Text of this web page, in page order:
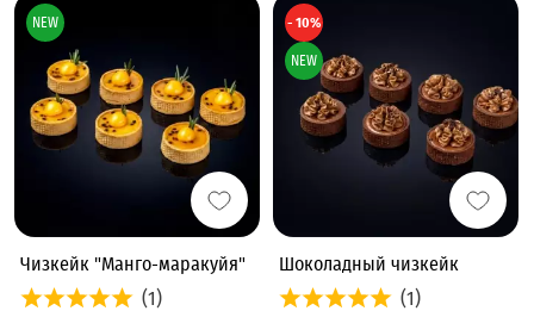
Чизкейк "Манго-маракуйя"
(1)
NEW
Шоколадный чизкейк
(1)
- 10%
NEW